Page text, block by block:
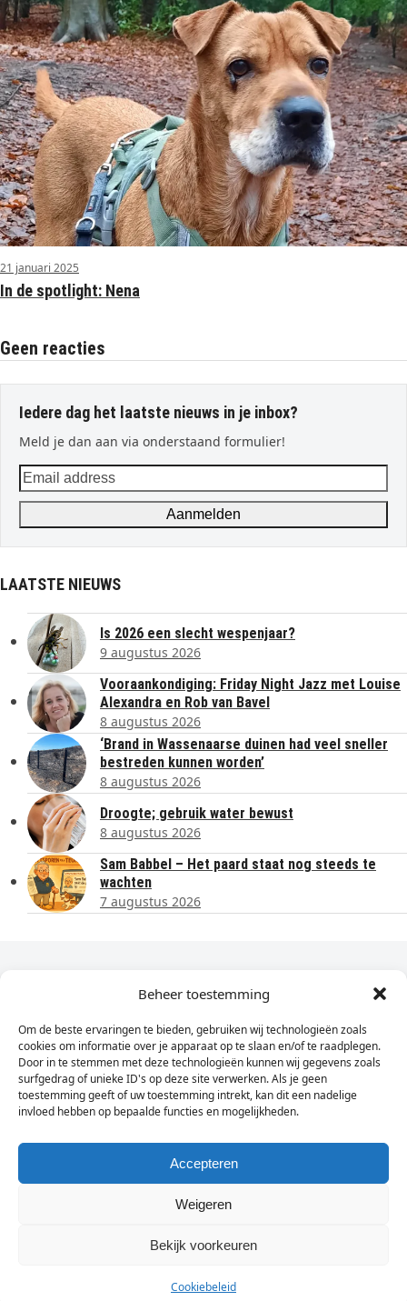
Beheer toestemming
Om de beste ervaringen te bieden, gebruiken wij technologieën zoals
cookies om informatie over je apparaat op te slaan en/of te raadplegen.
Door in te stemmen met deze technologieën kunnen wij gegevens zoals
surfgedrag of unieke ID's op deze site verwerken. Als je geen
toestemming geeft of uw toestemming intrekt, kan dit een nadelige
invloed hebben op bepaalde functies en mogelijkheden.
Accepteren
Weigeren
Bekijk voorkeuren
Cookiebeleid
21 januari 2025
In de spotlight: Nena
Geen reacties
Iedere dag het laatste nieuws in je inbox?
Meld je dan aan via onderstaand formulier!
Email
address
Aanmelden
LAATSTE NIEUWS
Is 2026 een slecht wespenjaar?
9 augustus 2026
Vooraankondiging: Friday Night Jazz met Louise
Alexandra en Rob van Bavel
8 augustus 2026
‘Brand in Wassenaarse duinen had veel sneller
bestreden kunnen worden’
8 augustus 2026
Droogte; gebruik water bewust
8 augustus 2026
Sam Babbel – Het paard staat nog steeds te
wachten
7 augustus 2026
Dagelijks het laatste nieuws in je e-mail?
Vul
hier
je
e-
mailadres
in
Sign Up